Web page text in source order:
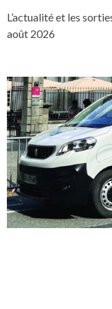
L’actualité et les
août 2026